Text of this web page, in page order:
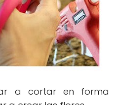
a cortar en forma